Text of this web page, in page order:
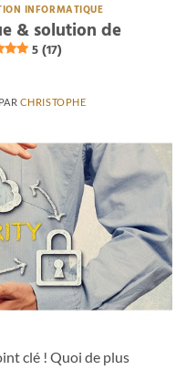
INFORMATIQUE
& solution de
5 (17)
PAR CHRISTOPHE
clé ! Quoi de plus